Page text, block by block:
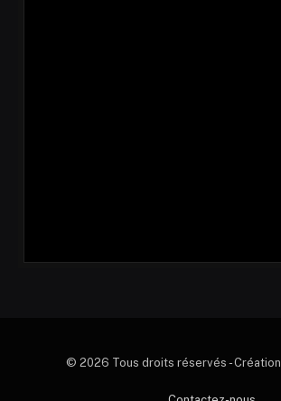
© 2026 Tous droits réservés - Création